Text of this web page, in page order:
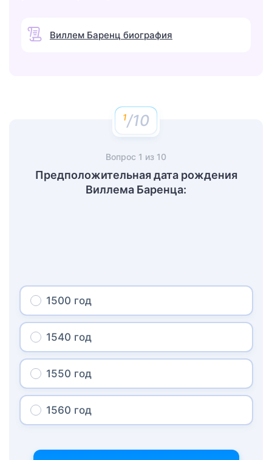
Виллем Баренц биография
/10
Вопрос 1 из 10
Предположительная дата рождения
Виллема Баренца:
1500 год
1540 год
1550 год
1560 год